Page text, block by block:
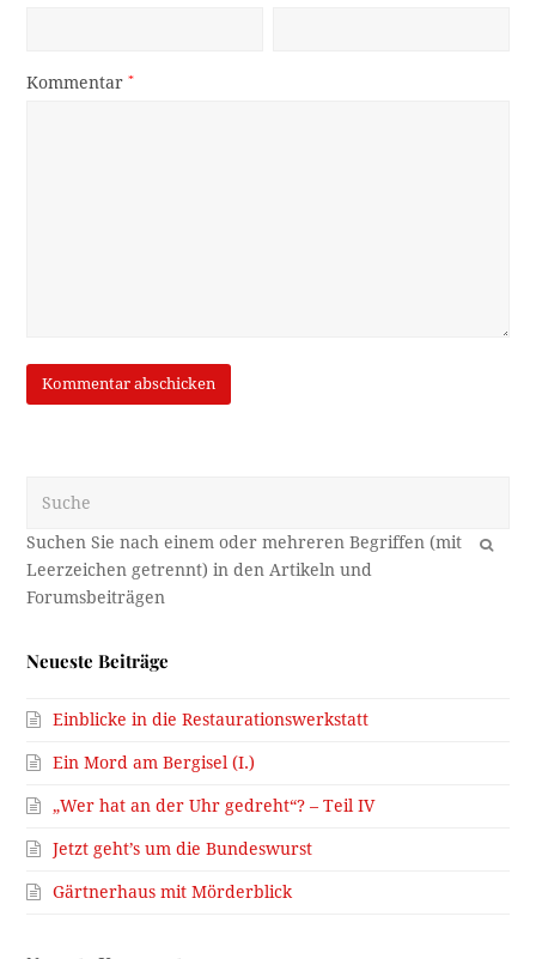
Kommentar*
OK
Neueste Beiträge
Einblicke in die Restaurationswerkstatt
Ein Mord am Bergisel (I.)
„Wer hat an der Uhr gedreht“? – Teil IV
Jetzt geht’s um die Bundeswurst
Gärtnerhaus mit Mörderblick